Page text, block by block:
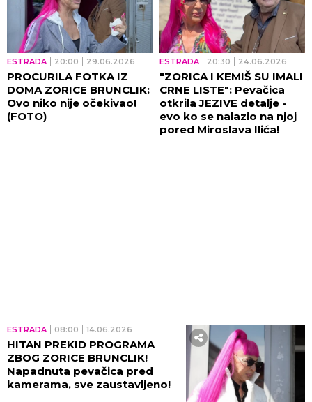
ESTRADA 20:00 29.06.2026
PROCURILA FOTKA IZ
DOMA ZORICE BRUNCLIK:
Ovo niko nije očekivao!
(FOTO)
ESTRADA 20:30 24.06.2026
"ZORICA I KEMIŠ SU IMALI
CRNE LISTE": Pevačica
otkrila JEZIVE detalje -
evo ko se nalazio na njoj
pored Miroslava Ilića!
ESTRADA 08:00 14.06.2026
HITAN PREKID PROGRAMA
ZBOG ZORICE BRUNCLIK!
Napadnuta pevačica pred
kamerama, sve zaustavljeno!